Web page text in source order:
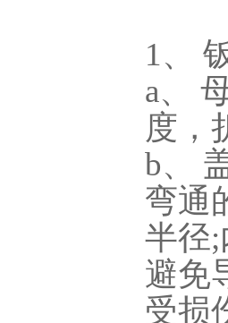
1 、
a、
度，
b、
弯通
半径;
避免
受损